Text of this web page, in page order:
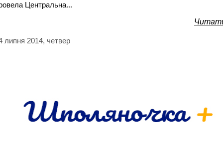
Центральна...
липня 2014, четвер